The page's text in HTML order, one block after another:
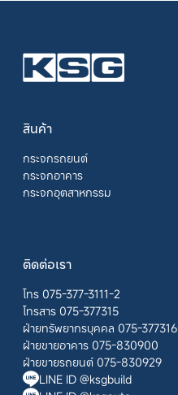
สินค้า
กระจกรถยนต์
กระจกอาคาร
กระจกอุตสาหกรรม
ติดต่อเรา
โทร 075-377-3111-2
โทรสาร 075-377315
ฝ่ายทรัพยากรบุคคล 075-377316
ฝ่ายขายอาคาร 075-830900
ฝ่ายขายรถยนต์ 075-830929
LINE ID @ksgbuild